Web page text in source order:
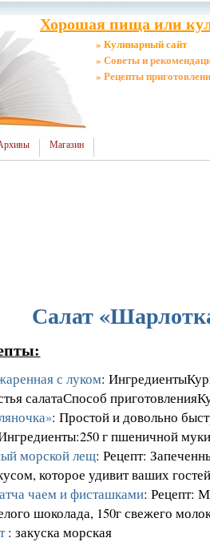
Хорошая пища или
» Кулинарный сайт
» Советы и
» Рецепты
Магазин
Салат
с луком:
салатаСпособ
: Простой и довольно
г пшеничной
морской лещ: Рецепт:
которое удивит ваших
чаем и фисташками: Рецепт:
шоколада, 150г свежего
: закуска морская